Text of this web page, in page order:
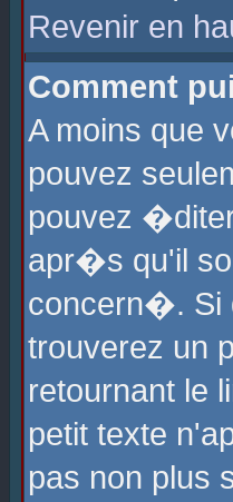
Revenir en
Comment
A moins que
pouvez
pouvez
apr�s qu'il
concern�.
trouverez un
retournant le
petit texte
pas non plus